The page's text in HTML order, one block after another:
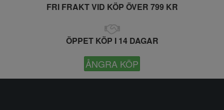
FRI FRAKT VID KÖP ÖVER 799 KR
ÖPPET KÖP I 14 DAGAR
ÅNGRA KÖP